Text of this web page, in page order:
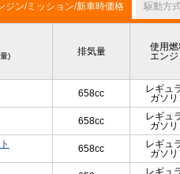
ジン/ミッション/新車時価格 駆動方
) 排気量
使用燃
エンジ
658cc
レギュ
ガソリ
658cc
レギュ
ガソリ
658cc
レギュ
ガソリ